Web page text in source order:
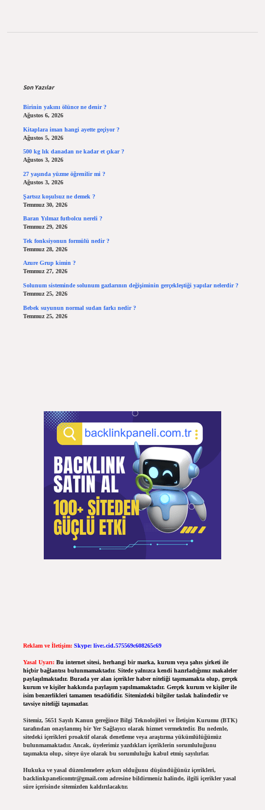
Son Yazılar
Birinin yakını ölünce ne denir ?
Ağustos 6, 2026
Kitaplara iman hangi ayette geçiyor ?
Ağustos 5, 2026
500 kg lık danadan ne kadar et çıkar ?
Ağustos 3, 2026
27 yaşında yüzme öğrenilir mi ?
Ağustos 3, 2026
Şartsız koşulsuz ne demek ?
Temmuz 30, 2026
Baran Yılmaz futbolcu nereli ?
Temmuz 29, 2026
Tek fonksiyonun formülü nedir ?
Temmuz 28, 2026
Azure Grup kimin ?
Temmuz 27, 2026
Solunum sisteminde solunum gazlarının değişiminin gerçekleştiği yapılar nelerdir ?
Temmuz 25, 2026
Bebek suyunun normal sudan farkı nedir ?
Temmuz 25, 2026
Reklam ve İletişim: Skype: live:.cid.575569c608265c69
Yasal Uyarı: Bu internet sitesi, herhangi bir marka, kurum veya şahıs şirketi ile
hiçbir bağlantısı bulunmamaktadır. Sitede yalnızca kendi hazırladığımız makaleler
paylaşılmaktadır. Burada yer alan içerikler haber niteliği taşımamakta olup, gerçek
kurum ve kişiler hakkında paylaşım yapılmamaktadır. Gerçek kurum ve kişiler ile
isim benzerlikleri tamamen tesadüfidir. Sitemizdeki bilgiler taslak halindedir ve
tavsiye niteliği taşımazlar.
Sitemiz, 5651 Sayılı Kanun gereğince Bilgi Teknolojileri ve İletişim Kurumu (BTK)
tarafından onaylanmış bir Yer Sağlayıcı olarak hizmet vermektedir. Bu nedenle,
sitedeki içerikleri proaktif olarak denetleme veya araştırma yükümlülüğümüz
bulunmamaktadır. Ancak, üyelerimiz yazdıkları içeriklerin sorumluluğunu
taşımakta olup, siteye üye olarak bu sorumluluğu kabul etmiş sayılırlar.
Hukuka ve yasal düzenlemelere aykırı olduğunu düşündüğünüz içerikleri,
backlinkpanelicomtr@gmail.comadresine bildirmeniz halinde, ilgili içerikler yasal
süre içerisinde sitemizden kaldırılacaktır.